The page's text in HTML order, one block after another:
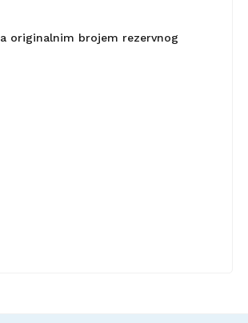
originalnim brojem rezervnog